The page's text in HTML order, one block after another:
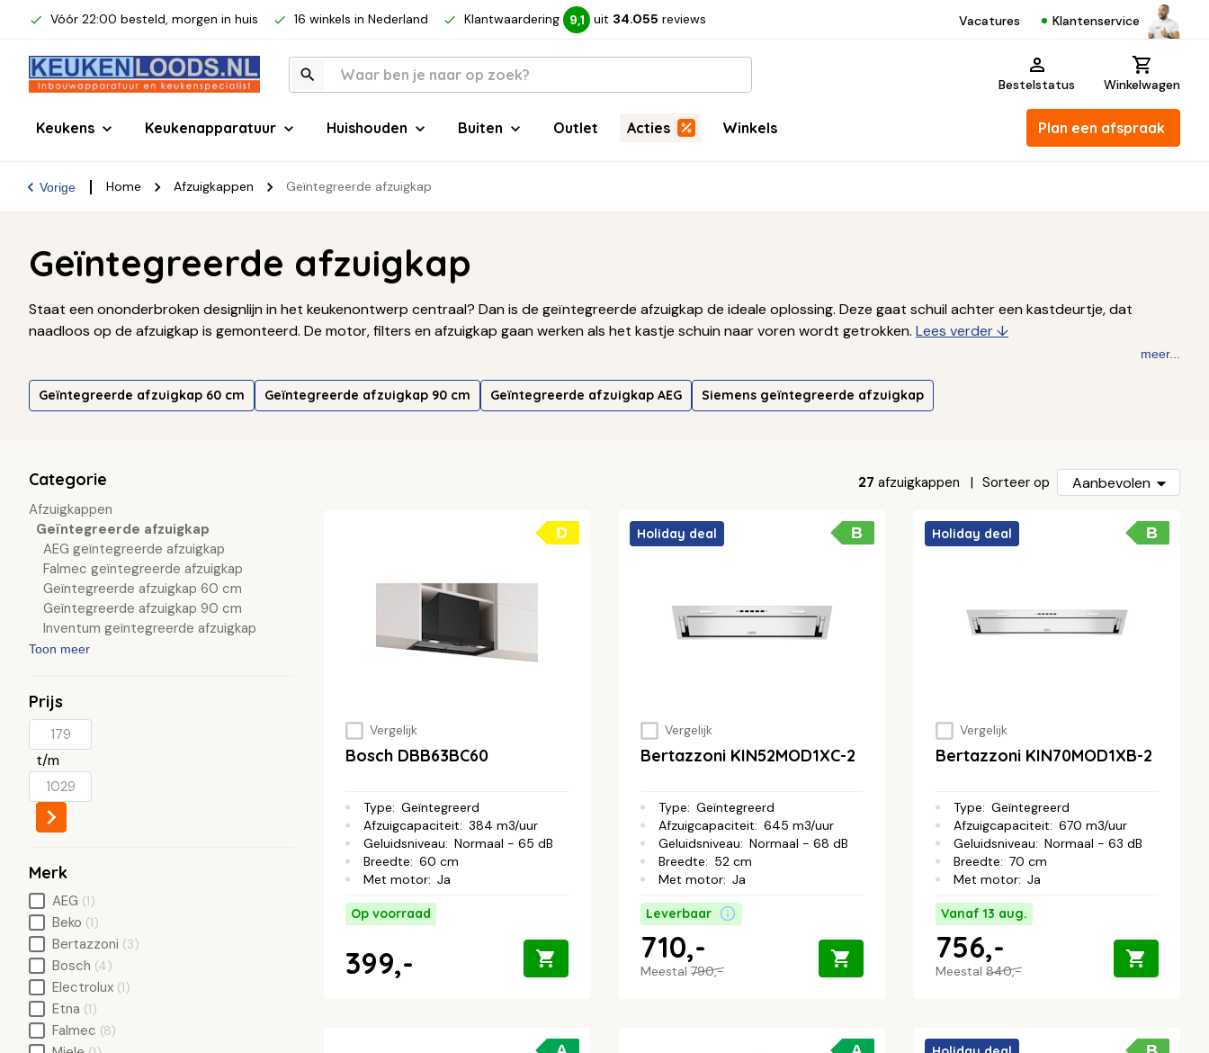
Vóór 22:00 besteld, morgen in huis 16 winkels in Nederland Klantwaardering 9,1 uit 34.055 reviews Vacatures Klantenservice
Bestelstatus Winkelwagen
Keukens Keukenapparatuur Huishouden Buiten Outlet Acties Winkels Plan een afspraak
Vorige Home Afzuigkappen Geïntegreerde afzuigkap
Geïntegreerde afzuigkap
Staat een ononderbroken designlijn in het keukenontwerp centraal? Dan is de geïntegreerde afzuigkap de ideale oplossing. Deze gaat schuil achter een kastdeurtje, dat
naadloos op de afzuigkap is gemonteerd. De motor, filters en afzuigkap gaan werken als het kastje schuin naar voren wordt getrokken. Lees verder ↓
meer...
Geïntegreerde afzuigkap 60 cm Geïntegreerde afzuigkap 90 cm Geïntegreerde afzuigkap AEG Siemens geïntegreerde afzuigkap
27 afzuigkappen Sorteer op Aanbevolen
D
Vergelijk
Bosch DBB63BC60
Type: Geïntegreerd
Afzuigcapaciteit: 384 m3/uur
Geluidsniveau: Normaal - 65 dB
Breedte: 60 cm
Met motor: Ja
Op voorraad
399,-
B
Holiday deal
Vergelijk
Bertazzoni KIN52MOD1XC-2
Type: Geïntegreerd
Afzuigcapaciteit: 645 m3/uur
Geluidsniveau: Normaal - 68 dB
Breedte: 52 cm
Met motor: Ja
Leverbaar
Meestal 790,-
710,-
B
Holiday deal
Vergelijk
Bertazzoni KIN70MOD1XB-2
Type: Geïntegreerd
Afzuigcapaciteit: 670 m3/uur
Geluidsniveau: Normaal - 63 dB
Breedte: 70 cm
Met motor: Ja
Vanaf 13 aug.
Meestal 840,-
756,-
Categorie
Afzuigkappen
Geïntegreerde afzuigkap
AEG geïntegreerde afzuigkap
Falmec geïntegreerde afzuigkap
Geïntegreerde afzuigkap 60 cm
Geïntegreerde afzuigkap 90 cm
Inventum geïntegreerde afzuigkap
Toon meer
Prijs
t/m
Merk
AEG (1)
Beko (1)
Bertazzoni (3)
Bosch (4)
Electrolux (1)
Etna (1)
Falmec (8)